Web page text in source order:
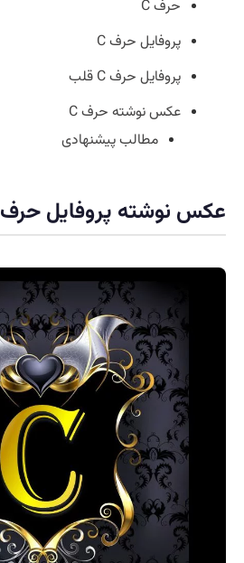
حرف C
پروفایل حرف C
پروفایل حرف C قلب
عکس نوشته حرف C
مطالب پیشنهادی
عکس نوشته پروفایل حرف C